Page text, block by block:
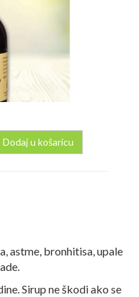
Dodaj u košaricu
astme, bronhitisa, upale
Sirup ne škodi ako se